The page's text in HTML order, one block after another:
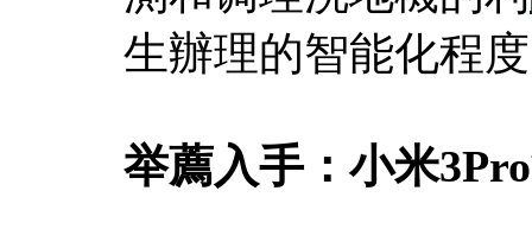
生辦理的智能化程
举薦入手：小米